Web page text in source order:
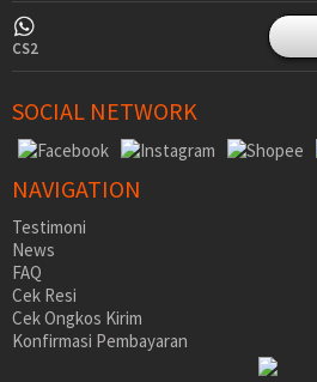
CS2
SOCIAL NETWORK
NAVIGATION
Testimoni
News
FAQ
Cek Resi
Cek Ongkos Kirim
Konfirmasi Pembayaran